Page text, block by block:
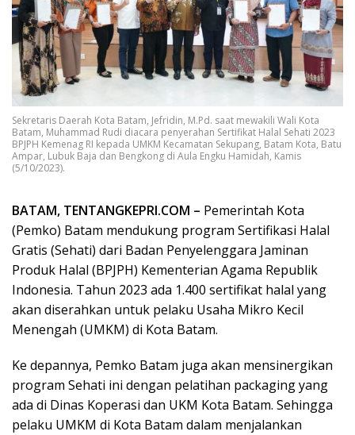
Sekretaris Daerah Kota Batam, Jefridin, M.Pd. saat mewakili Wali Kota
Batam, Muhammad Rudi diacara penyerahan Sertifikat Halal Sehati 2023
BPJPH Kemenag RI kepada UMKM Kecamatan Sekupang, Batam Kota, Batu
Ampar, Lubuk Baja dan Bengkong di Aula Engku Hamidah, Kamis
(5/10/2023).
BATAM, TENTANGKEPRI.COM – Pemerintah Kota
(Pemko) Batam mendukung program Sertifikasi Halal
Gratis (Sehati) dari Badan Penyelenggara Jaminan
Produk Halal (BPJPH) Kementerian Agama Republik
Indonesia. Tahun 2023 ada 1.400 sertifikat halal yang
akan diserahkan untuk pelaku Usaha Mikro Kecil
Menengah (UMKM) di Kota Batam.
Ke depannya, Pemko Batam juga akan mensinergikan
program Sehati ini dengan pelatihan packaging yang
ada di Dinas Koperasi dan UKM Kota Batam. Sehingga
pelaku UMKM di Kota Batam dalam menjalankan